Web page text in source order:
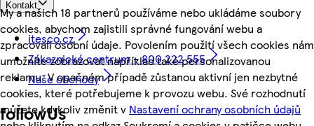
My a našich 18 partnerů používáme nebo ukládáme soubory
cookies, abychom zajistili správné fungování webu a
zpracovali osobní údaje. Povolením použití všech cookies nám
umožníte zobrazovat například také personalizovanou
reklamu. V opačném případě zůstanou aktivní jen nezbytné
cookies, které potřebujeme k provozu webu. Své rozhodnutí
můžete kdykoliv změnit v Nastavení ochrany osobních údajů
Kontakt
itesco.cz
Zákaznické centrum - 800 222 555
Naše obchody
followUs